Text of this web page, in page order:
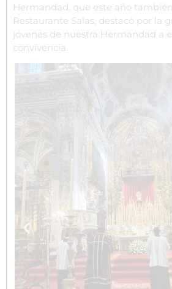
Hermandad, que este año
Restaurante Salas, destacó por la
jóvenes de nuestra Hermandad a
convivencia.